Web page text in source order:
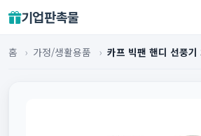
기업판촉물
홈 › 가정/생활용품 › 카프 빅팬 핸디 선풍